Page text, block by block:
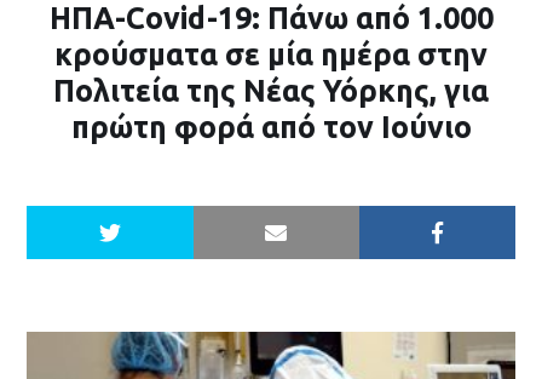
ΗΠΑ-Covid-19: Πάνω από 1.000
κρούσματα σε μία ημέρα στην
Πολιτεία της Νέας Υόρκης, για
πρώτη φορά από τον Ιούνιο